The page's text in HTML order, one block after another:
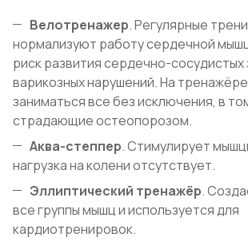
Велотренажер. Регулярные
нормализуют работу сердечной
риск развития сердечно-сосудистых
варикозных нарушений. На
заниматься все без исключения, в
страдающие остеопорозом.
Аква-степпер. Стимулирует
нагрузка на колени отсутствует.
Эллиптический тренажёр.
все группы мышц и используется для
кардиотренировок.